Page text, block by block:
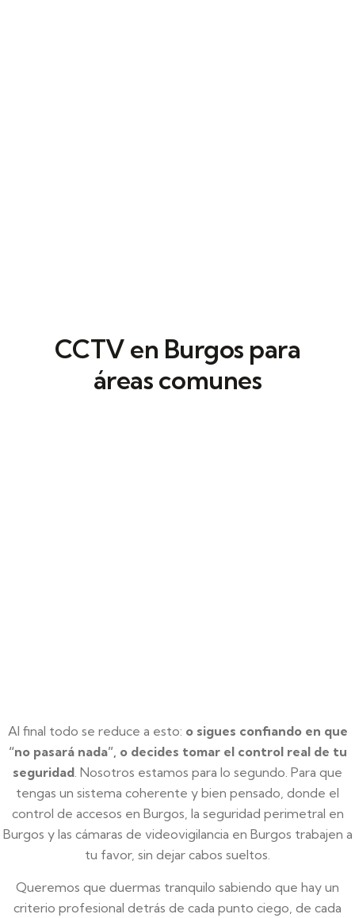
CCTV en Burgos para
áreas comunes
Al final todo se reduce a esto: o sigues confiando en que
“no pasará nada”, o decides tomar el control real de tu
seguridad. Nosotros estamos para lo segundo. Para que
tengas un sistema coherente y bien pensado, donde el
control de accesos en Burgos, la seguridad perimetral en
Burgos y las cámaras de videovigilancia en Burgos trabajen a
tu favor, sin dejar cabos sueltos.
Queremos que duermas tranquilo sabiendo que hay un
criterio profesional detrás de cada punto ciego, de cada